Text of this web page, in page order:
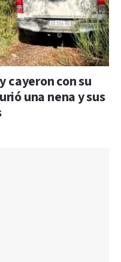
cayeron con su
una nena y sus